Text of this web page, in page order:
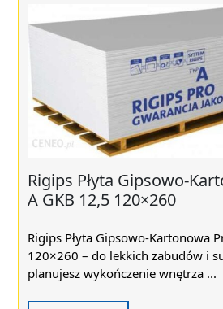
Rigips Płyta Gipsowo-
A GKB 12,5 120×260
Rigips Płyta Gipsowo-Kartonowa
120×260 – do lekkich zabudów i
planujesz wykończenie wnętrza ...